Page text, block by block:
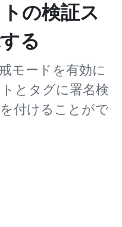
の検証ス
る
モードを有効に
とタグに署名検
付けることがで